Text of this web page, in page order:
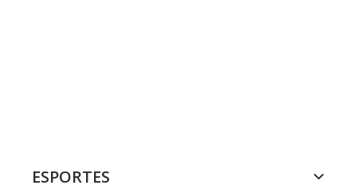
ESPORTES